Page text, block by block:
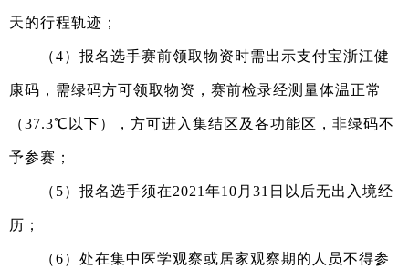
天的行程轨迹；
（4） 报名选手赛前领取物资时需出示支付宝浙江健
康码，需绿码方可领取物资 ， 赛前检录经测量体温正常
（37.3℃以下），方可进入集结区及各功能区 ， 非绿码不
予参赛；
（ 5） 报名选手须在2021年10月31日以后无出入境经
历；
（6） 处在集中医学观察或居家观察期的人员不得参